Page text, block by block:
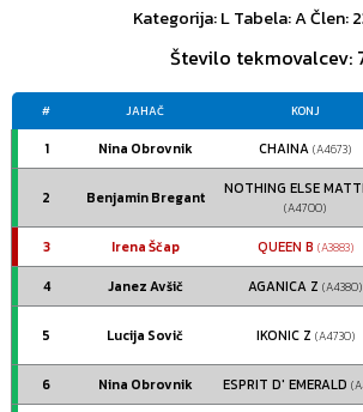
Kategorija: LTabela: AČlen:
Število tekmovalcev:
# JAHAČ KONJ
1 Nina Obrovnik CHAINA(A4673)
2 Benjamin Bregant NOTHING ELSE
(A4700)
3 Irena Ščap QUEEN B (A3883)
4 Janez Avšič AGANICA Z(A4380)
5 Lucija Sovič IKONIC Z (A4730)
6 Nina Obrovnik ESPRIT D' EMERALD